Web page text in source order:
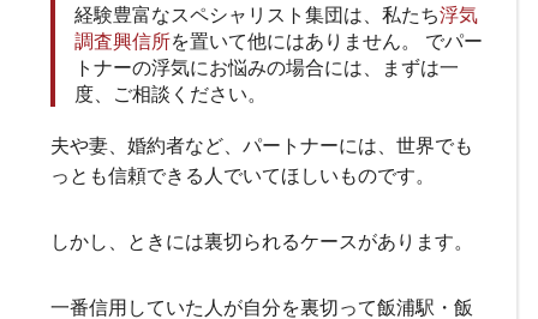
経験豊富なスペシャリスト集団は、私たち浮気
調査興信所を置いて他にはありません。 でパー
トナーの浮気にお悩みの場合には、まずは一
度、ご相談ください。
夫や妻、婚約者など、パートナーには、世界でも
っとも信頼できる人でいてほしいものです。
しかし、ときには裏切られるケースがあります。
一番信用していた人が自分を裏切って飯浦駅・飯